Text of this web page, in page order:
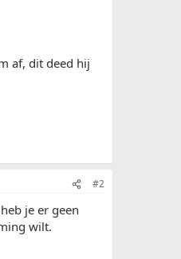
af, dit deed hij
#2
je er geen
wilt.